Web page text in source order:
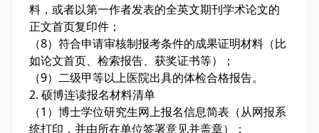
料，或者以第一作者发表的全英文期刊学术论文的
正文首页复印件；
（8）符合申请审核制报考条件的成果证明材料（比
如论文首页、检索报告、获奖证书等）；
（9）二级甲等以上医院出具的体检合格报告。
2. 硕博连读报名材料清单
（1）博士学位研究生网上报名信息简表（从网报系
统打印，并由所在单位签署意见并盖章）；